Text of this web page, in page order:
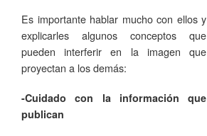
Es importante hablar mucho con ellos y
explicarles algunos conceptos que
pueden interferir en la imagen que
proyectan a los demás:
-Cuidado con la información que
publican